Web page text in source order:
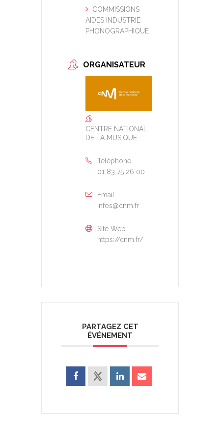
COMMISSIONS
AIDES INDUSTRIE
PHONOGRAPHIQUE
ORGANISATEUR
CENTRE NATIONAL
DE LA MUSIQUE
Téléphone
01 83 75 26 00
Email
infos@cnm.fr
Site Web
https://cnm.fr/
PARTAGEZ CET
ÉVÉNEMENT